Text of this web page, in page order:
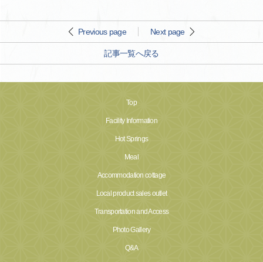
Previous page Next page
記事一覧へ戻る
Top
Facility Information
Hot Springs
Meal
Accommodation cottage
Local product sales outlet
Transportation and Access
Photo Gallery
Q&A